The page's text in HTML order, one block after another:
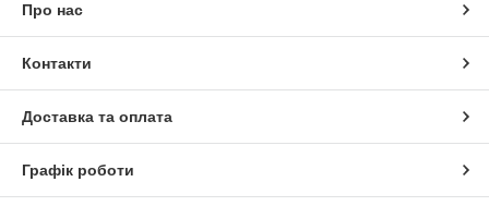
Про нас
Контакти
Доставка та оплата
Графік роботи